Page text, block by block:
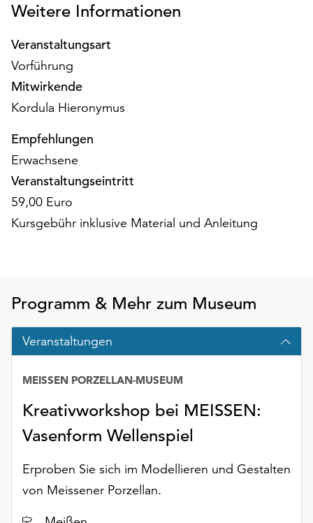
Einstellungen“
Verfügung.
Funktionale
Cookies
werden
auch
Ihr
Einverständnis
weiterhin
Möchten
anpassen,
erreichen
Sie
die
über
Schaltfläche
„Auswählen“.
Informationen
finden
Weitere Informationen
Veranstaltungsart
Vorführung
Mitwirkende
Kordula Hieronymus
Empfehlungen
Erwachsene
Veranstaltungseintritt
59,00 Euro
Kursgebühr inklusive Material und Anleitung
Programm & Mehr zum Museum
Veranstaltungen
Kreativworkshop bei MEISSEN:
Vasenform Wellenspiel
MEISSEN PORZELLAN-MUSEUM
Erproben Sie sich im Modellieren und Gestalten
von Meissener Porzellan.